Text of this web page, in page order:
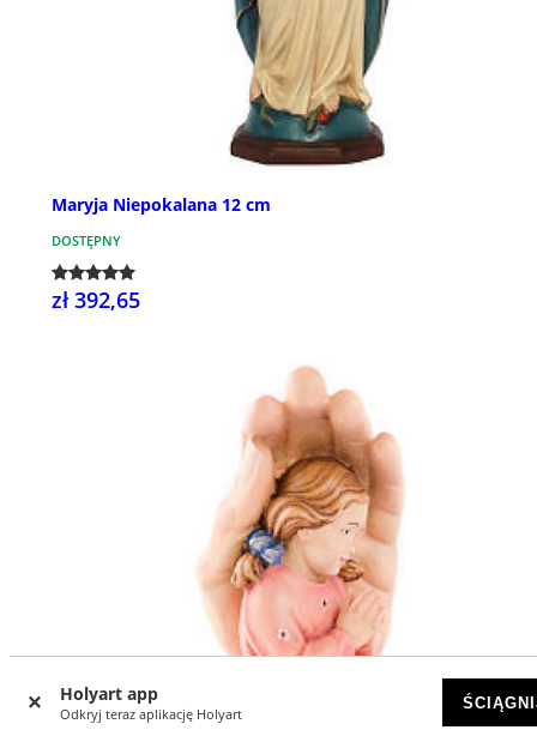
Holyart app
Odkryj teraz aplikację Holyart
Maryja Niepokalana 12 cm
DOSTĘPNY
zł 392,65